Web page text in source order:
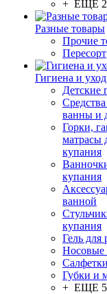
+ ЕЩЕ 2
Разные товары
Прочие
Пересорт
Гигиена и уход
Детские
ванны и
Горки,
матрасы
купания
купания
ванной
купания
Гель для
Носовые
Губки и
+ ЕЩЕ 5